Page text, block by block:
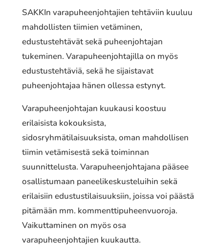
SAKKIn varapuheenjohtajien tehtäviin kuuluu
mahdollisten tiimien vetäminen,
edustustehtävät sekä puheenjohtajan
tukeminen. Varapuheenjohtajilla on myös
edustustehtäviä, sekä he sijaistavat
puheenjohtajaa hänen ollessa estynyt.
Varapuheenjohtajan kuukausi koostuu
erilaisista kokouksista,
sidosryhmätilaisuuksista, oman mahdollisen
tiimin vetämisestä sekä toiminnan
suunnittelusta. Varapuheenjohtajana pääsee
osallistumaan paneelikeskusteluihin sekä
erilaisiin edustustilaisuuksiin, joissa voi päästä
pitämään mm. kommenttipuheenvuoroja.
Vaikuttaminen on myös osa
varapuheenjohtajien kuukautta.